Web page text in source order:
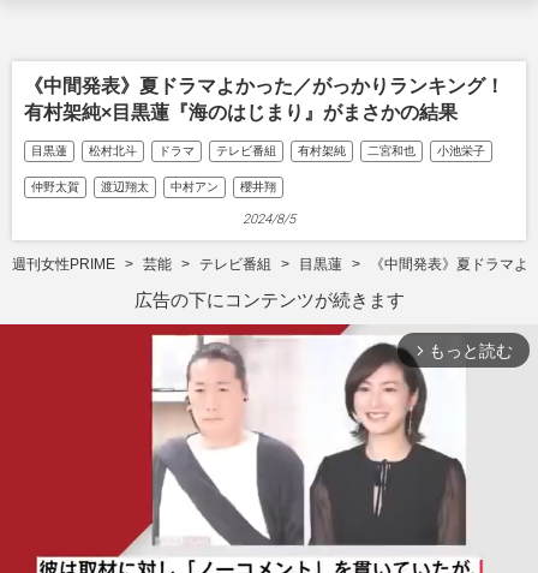
《中間発表》夏ドラマよかった／がっかりランキング！
有村架純×目黒蓮『海のはじまり』がまさかの結果
目黒蓮 松村北斗 ドラマ テレビ番組 有村架純 二宮和也 小池栄子
仲野太賀 渡辺翔太 中村アン 櫻井翔
2024/8/5
週刊女性PRIME 芸能 テレビ番組 目黒蓮 《中間発表》夏ドラマ
広告の下にコンテンツが続きます
arrow_forward_ios もっと読む